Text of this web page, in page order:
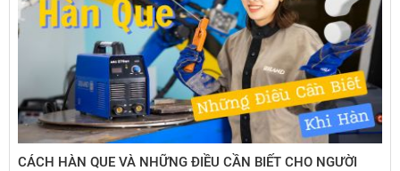
CÁCH HÀN QUE VÀ NHỮNG ĐIỀU CẦN BIẾT CHO NGƯỜI